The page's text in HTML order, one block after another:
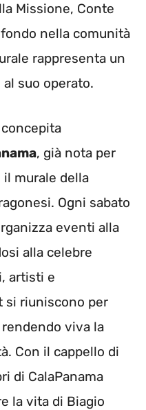
Missione, Conte
nella comunità
rappresenta un
al suo operato.
concepita
, già nota per
murale della
Ogni sabato
eventi alla
alla celebre
artisti e
si riuniscono per
viva la
Con il cappello di
di CalaPanama
la vita di Biagio